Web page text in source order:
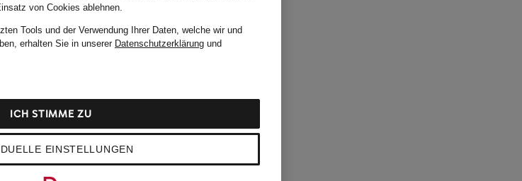
von Cookies ablehnen.
Tools und der Verwendung Ihrer Daten, welche wir und
erhalten Sie in unserer Datenschutzerklärung und
EINSTELLUNGEN
ICH STIMME ZU